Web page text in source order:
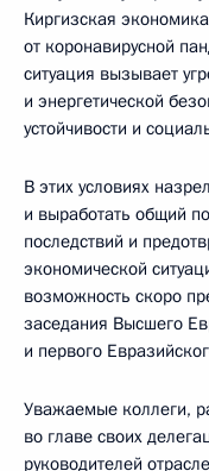
Киргизская
от коронавирусной
ситуация вызывает
и энергетической
устойчивости и
В этих условиях
и выработать общий
последствий и
экономической
возможность скоро
заседания Высшего
и первого
Уважаемые коллеги,
во главе своих
руководителей